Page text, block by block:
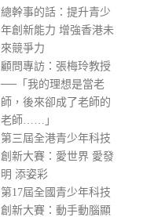
總幹事的話：提升青少
年創新能力 增強香港未
來競爭力
顧問專訪：張梅玲教授
──「我的理想是當老
師，後來卻成了老師的
老師……」
第三屆全港青少年科技
創新大賽：愛世界 愛發
明 添姿彩
第17屆全國青少年科技
創新大賽：動手動腦顯